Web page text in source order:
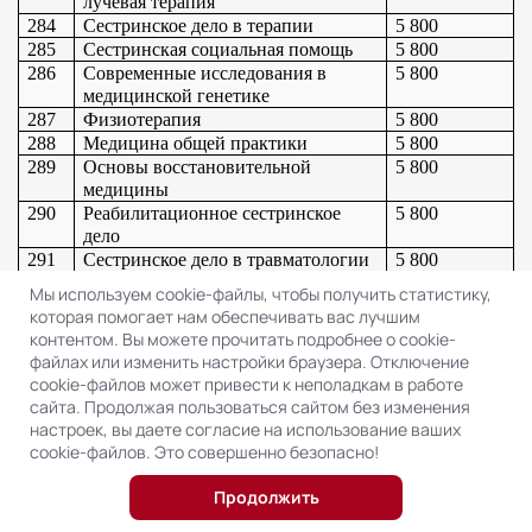
284
Сестринское дело в терапии
5 800
285
Сестринская социальная помощь
5 800
286
Современные исследования в
медицинской генетике
5 800
287 Физиотерапия
5 800
288
Медицина общей практики
5 800
289
Основы восстановительной
медицины
5 800
290
Реабилитационное сестринское
дело
5 800
291 Сестринское дело в травматологии
5 800
Сестринский уход за
новорожденным
293
Современные методы
биохимических исследований в
лабораторной диагностике
5 800
294 Функциональная диагностика
5 800
295
Организация санитарного
просвещения
5 800
Гемодиализ
Сестринское дело в аллергологии
Ультразвуковая диагностика
5 800
Мы используем cookie-файлы, чтобы получить статистику,
которая помогает нам обеспечивать вас лучшим
контентом. Вы можете прочитать подробнее о cookie-
файлах или изменить настройки браузера. Отключение
cookie-файлов может привести к неполадкам в работе
сайта. Продолжая пользоваться сайтом без изменения
настроек, вы даете согласие на использование ваших
cookie-файлов. Это совершенно безопасно!
Продолжить